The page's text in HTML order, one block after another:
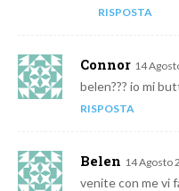
RISPOSTA
Connor 14
belen??? io mi
RISPOSTA
Belen 14 Agosto
venite con me vi